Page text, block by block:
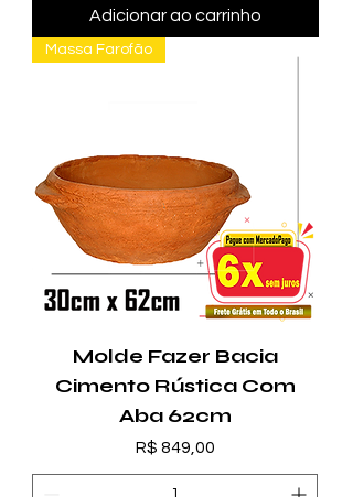
Adicionar ao carrinho
Massa Farofão
Molde Fazer Bacia
Cimento Rústica Com
Aba 62cm
Preço
R$ 849,00